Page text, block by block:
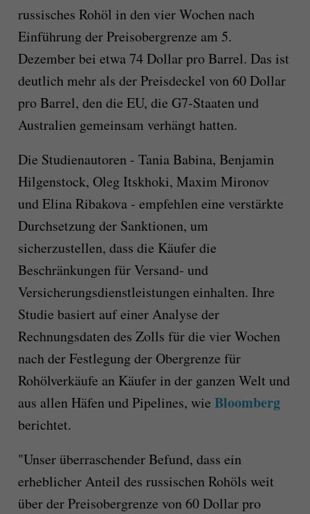
russisches Rohöl in den vier Wochen nach
Einführung der Preisobergrenze am 5.
Dezember bei etwa 74 Dollar pro Barrel. Das ist
deutlich mehr als der Preisdeckel von 60 Dollar
pro Barrel, den die EU, die G7-Staaten und
Australien gemeinsam verhängt hatten.
Die Studienautoren - Tania Babina, Benjamin
Hilgenstock, Oleg Itskhoki, Maxim Mironov
und Elina Ribakova - empfehlen eine verstärkte
Durchsetzung der Sanktionen, um
sicherzustellen, dass die Käufer die
Beschränkungen für Versand- und
Versicherungsdienstleistungen einhalten. Ihre
Studie basiert auf einer Analyse der
Rechnungsdaten des Zolls für die vier Wochen
nach der Festlegung der Obergrenze für
Rohölverkäufe an Käufer in der ganzen Welt und
aus allen Häfen und Pipelines, wie Bloomberg
berichtet.
"Unser überraschender Befund, dass ein
erheblicher Anteil des russischen Rohöls weit
über der Preisobergrenze von 60 Dollar pro